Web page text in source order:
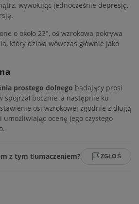
wywołując jednocześnie depresję,
o około 23°, oś wzrokowa pokrywa
który działa wówczas głównie jako
prostego dolnego badający prosi
spojrzał bocznie, a następnie ku
osi wzrokowej zgodnie z długą
umożliwiając ocenę jego czystego
z tym tłumaczeniem? ZGŁOŚ